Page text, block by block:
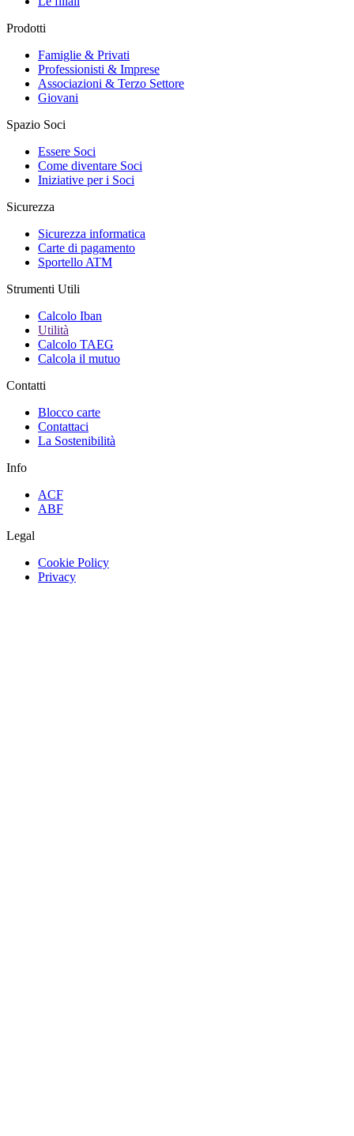
Prodotti
Famiglie & Privati
Professionisti & Imprese
Associazioni & Terzo Settore
Giovani
Spazio Soci
Essere Soci
Come diventare Soci
Iniziative per i Soci
Sicurezza
Sicurezza informatica
Carte di pagamento
Sportello ATM
Strumenti Utili
Calcolo Iban
Utilità
Calcolo TAEG
Calcola il mutuo
Contatti
Blocco carte
Contattaci
La Sostenibilità
Info
ACF
ABF
Legal
Cookie Policy
Privacy